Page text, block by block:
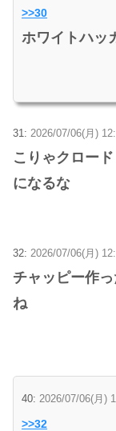
>>30
ホワイトハッ
31: 2026/07/06(月)
こりゃクロー
になるな
32: 2026/07/06(月)
チャッピー作
ね
40: 2026/07/06(月)
>>32